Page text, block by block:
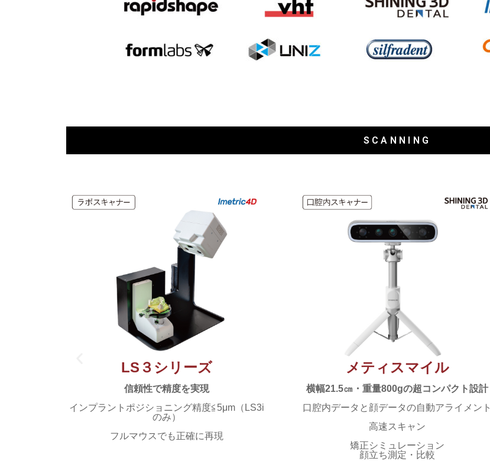
SCANNING
LS３シリーズ
信頼性で精度を実現
インプラントポジショニング精度≦5μm（LS3i
のみ）
フルマウスでも正確に再現
メティスマイル
横幅21.5㎝・重量800gの超コンパクト設計
口腔内データと顔データの自動アライメント
高速スキャン
矯正シミュレーション
顔立ち測定・比較